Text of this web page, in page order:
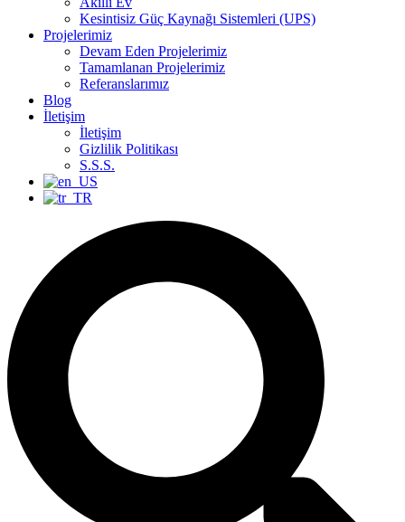
Kesintisiz Güç Kaynağı Sistemleri (UPS)
Projelerimiz
Devam Eden Projelerimiz
Tamamlanan Projelerimiz
Referanslarımız
Blog
İletişim
İletişim
Gizlilik Politikası
S.S.S.